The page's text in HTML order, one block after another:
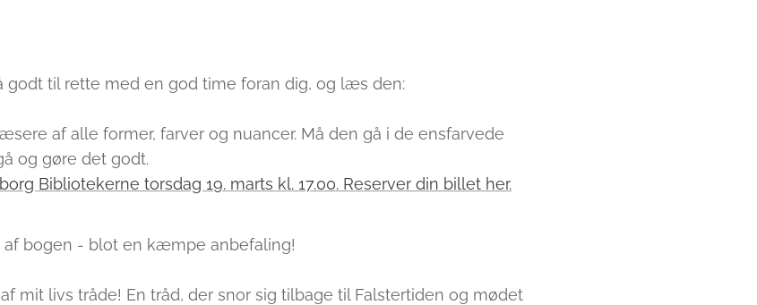
godt til rette med en god time foran dig, og læs den:
af alle former, farver og nuancer. Må den gå i de ensfarvede
og gøre det godt.
Bibliotekerne torsdag 19. marts kl. 17.00. Reserver din billet her.
bogen - blot en kæmpe anbefaling!
mit livs tråde! En tråd, der snor sig tilbage til Falstertiden og mødet